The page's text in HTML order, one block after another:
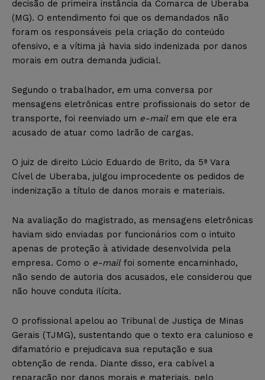
decisão de primeira instância da Comarca de Uberaba
(MG). O entendimento foi que os demandados não
foram os responsáveis pela criação do conteúdo
ofensivo, e a vítima já havia sido indenizada por danos
morais em outra demanda judicial.
Segundo o trabalhador, em uma conversa por
mensagens eletrônicas entre profissionais do setor de
transporte, foi reenviado um e-mail em que ele era
acusado de atuar como ladrão de cargas.
O juiz de direito Lúcio Eduardo de Brito, da 5ª Vara
Cível de Uberaba, julgou improcedente os pedidos de
indenização a título de danos morais e materiais.
Na avaliação do magistrado, as mensagens eletrônicas
haviam sido enviadas por funcionários com o intuito
apenas de proteção à atividade desenvolvida pela
empresa. Como o e-mail foi somente encaminhado,
não sendo de autoria dos acusados, ele considerou que
não houve conduta ilícita.
O profissional apelou ao Tribunal de Justiça de Minas
Gerais (TJMG), sustentando que o texto era calunioso e
difamatório e prejudicava sua reputação e sua
obtenção de renda. Diante disso, era cabível a
reparação por danos morais e materiais, pelo